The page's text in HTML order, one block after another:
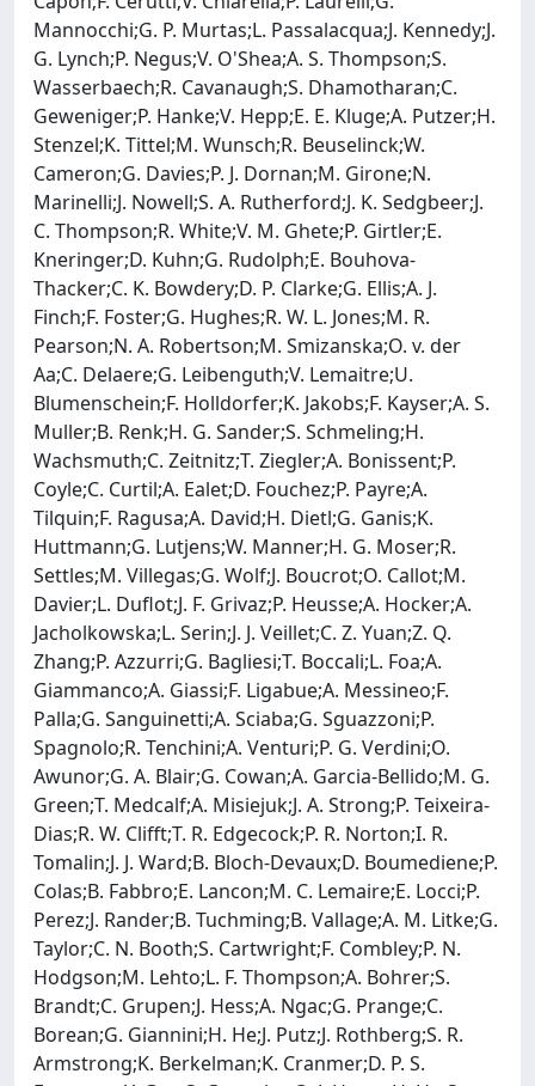
Mannocchi;G. P. Murtas;L. Passalacqua;J. Kennedy;J.
G. Lynch;P. Negus;V. O'Shea;A. S. Thompson;S.
Wasserbaech;R. Cavanaugh;S. Dhamotharan;C.
Geweniger;P. Hanke;V. Hepp;E. E. Kluge;A. Putzer;H.
Stenzel;K. Tittel;M. Wunsch;R. Beuselinck;W.
Cameron;G. Davies;P. J. Dornan;M. Girone;N.
Marinelli;J. Nowell;S. A. Rutherford;J. K. Sedgbeer;J.
C. Thompson;R. White;V. M. Ghete;P. Girtler;E.
Kneringer;D. Kuhn;G. Rudolph;E. Bouhova-
Thacker;C. K. Bowdery;D. P. Clarke;G. Ellis;A. J.
Finch;F. Foster;G. Hughes;R. W. L. Jones;M. R.
Pearson;N. A. Robertson;M. Smizanska;O. v. der
Aa;C. Delaere;G. Leibenguth;V. Lemaitre;U.
Blumenschein;F. Holldorfer;K. Jakobs;F. Kayser;A. S.
Muller;B. Renk;H. G. Sander;S. Schmeling;H.
Wachsmuth;C. Zeitnitz;T. Ziegler;A. Bonissent;P.
Coyle;C. Curtil;A. Ealet;D. Fouchez;P. Payre;A.
Tilquin;F. Ragusa;A. David;H. Dietl;G. Ganis;K.
Huttmann;G. Lutjens;W. Manner;H. G. Moser;R.
Settles;M. Villegas;G. Wolf;J. Boucrot;O. Callot;M.
Davier;L. Duflot;J. F. Grivaz;P. Heusse;A. Hocker;A.
Jacholkowska;L. Serin;J. J. Veillet;C. Z. Yuan;Z. Q.
Zhang;P. Azzurri;G. Bagliesi;T. Boccali;L. Foa;A.
Giammanco;A. Giassi;F. Ligabue;A. Messineo;F.
Palla;G. Sanguinetti;A. Sciaba;G. Sguazzoni;P.
Spagnolo;R. Tenchini;A. Venturi;P. G. Verdini;O.
Awunor;G. A. Blair;G. Cowan;A. Garcia-Bellido;M. G.
Green;T. Medcalf;A. Misiejuk;J. A. Strong;P. Teixeira-
Dias;R. W. Clifft;T. R. Edgecock;P. R. Norton;I. R.
Tomalin;J. J. Ward;B. Bloch-Devaux;D. Boumediene;P.
Colas;B. Fabbro;E. Lancon;M. C. Lemaire;E. Locci;P.
Perez;J. Rander;B. Tuchming;B. Vallage;A. M. Litke;G.
Taylor;C. N. Booth;S. Cartwright;F. Combley;P. N.
Hodgson;M. Lehto;L. F. Thompson;A. Bohrer;S.
Brandt;C. Grupen;J. Hess;A. Ngac;G. Prange;C.
Borean;G. Giannini;H. He;J. Putz;J. Rothberg;S. R.
Armstrong;K. Berkelman;K. Cranmer;D. P. S.